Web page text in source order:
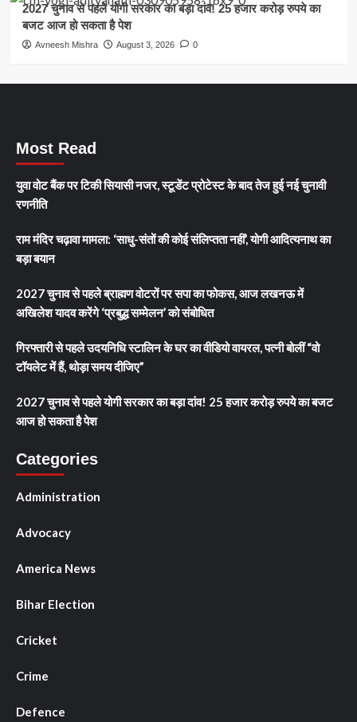
2027 चुनाव से पहले योगी सरकार का बड़ा दांव! 25 हजार करोड़ रुपये का
बजट आज हो सकता है पेश
Avneesh Mishra August 3, 2026 0
Most Read
युवा वोट बैंक पर टिकी सियासी नजर, स्टूडेंट प्रोटेस्ट के बाद तेज हुई नई चुनावी
रणनीति
राम मंदिर चढ़ावा मामला: ‘साधु-संतों की कोई संलिप्तता नहीं’, योगी आदित्यनाथ का
बड़ा बयान
2027 चुनाव से पहले ब्राह्मण वोटरों पर सपा का फोकस, आज लखनऊ में
अखिलेश यादव करेंगे ‘प्रबुद्ध सम्मेलन’ को संबोधित
गिरफ्तारी से पहले उदयनिधि स्टालिन के घर का वीडियो वायरल, पत्नी बोलीं “वो
टॉयलेट में हैं, थोड़ा समय दीजिए”
2027 चुनाव से पहले योगी सरकार का बड़ा दांव! 25 हजार करोड़ रुपये का बजट
आज हो सकता है पेश
Categories
Administration
Advocacy
America News
Bihar Election
Cricket
Crime
Defence